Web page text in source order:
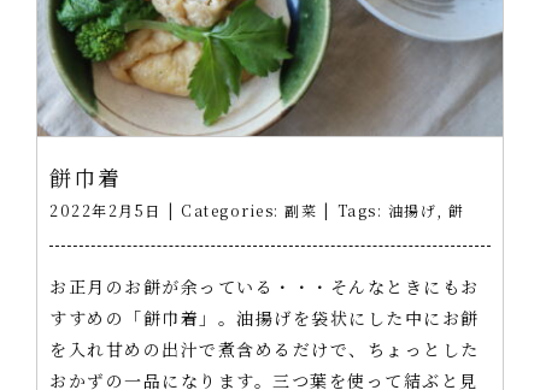
餅巾着
2022年2月5日 | Categories: 副菜 | Tags: 油揚げ 餅
お正月のお餅が余っている・・・そんなときにもお
すすめの「餅巾着」。油揚げを袋状にした中にお餅
を入れ甘めの出汁で煮含めるだけで、ちょっとした
おかずの一品になります。三つ葉を使って結ぶと見